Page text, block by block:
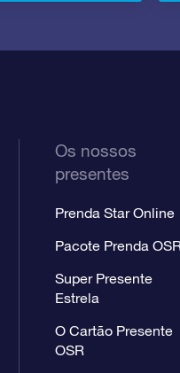
Os nossos
presentes
Prenda Star Online
Pacote Prenda OSR
Super Presente
Estrela
O Cartão Presente
OSR